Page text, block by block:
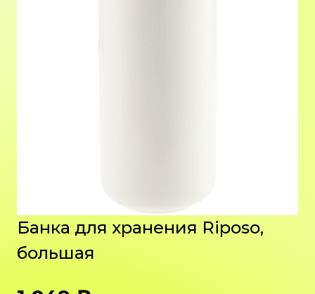
Банка для хранения Riposo,
большая